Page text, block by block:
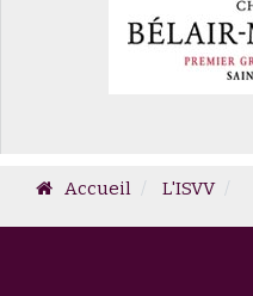
Accueil L'ISVV